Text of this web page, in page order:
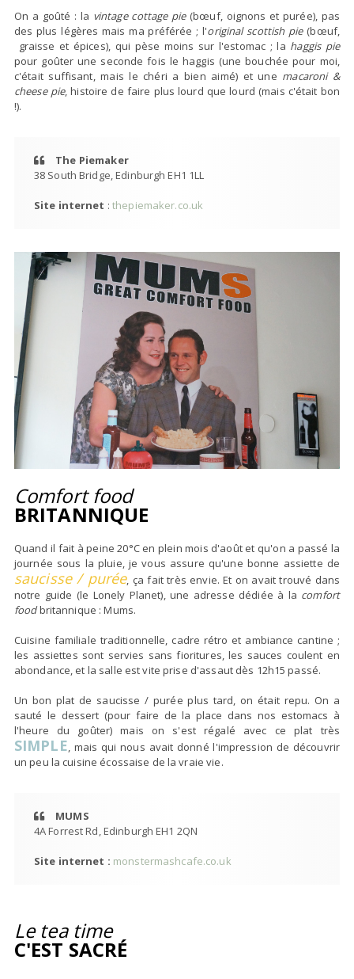
On a goûté : la vintage cottage pie (bœuf, oignons et purée), pas
des plus légères mais ma préférée ; l'original scottish pie(bœuf,
graisse et épices), qui pèse moins sur l'estomac ; la haggis pie
pour goûter une seconde fois le haggis (une bouchée pour moi,
c'était suffisant, mais le chéri a bien aimé) et une macaroni &
cheese pie, histoire de faire plus lourd que lourd (mais c'était bon
!).
The Piemaker
38 South Bridge, Edinburgh EH1 1LL
Site internet :thepiemaker.co.uk
Comfort food
BRITANNIQUE
Quand il fait à peine 20°C en plein mois d'août et qu'on a passé la
journée sous la pluie, je vous assure qu'une bonne assiette de
saucisse / purée, ça fait très envie. Et on avait trouvé dans
notre guide (le Lonely Planet), une adresse dédiée à la comfort
foodbritannique : Mums.
Cuisine familiale traditionnelle, cadre rétro et ambiance cantine ;
les assiettes sont servies sans fioritures, les sauces coulent en
abondance, et la salle est vite prise d'assaut dès 12h15 passé.
Un bon plat de saucisse / purée plus tard, on était repu. On a
sauté le dessert (pour faire de la place dans nos estomacs à
l'heure du goûter) mais on s'est régalé avec ce plat très
SIMPLE , mais qui nous avait donné l'impression de découvrir
un peu la cuisine écossaise de la vraie vie.
MUMS
4A Forrest Rd, Edinburgh EH1 2QN
Site internet : monstermashcafe.co.uk
Le tea time
C'EST SACRÉ